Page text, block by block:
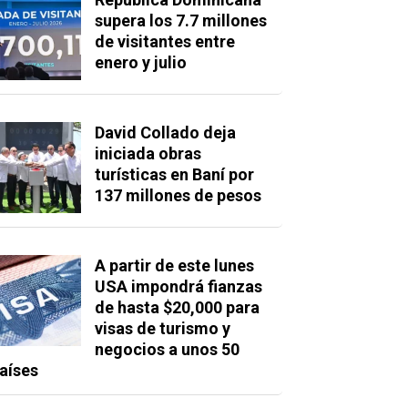
supera los 7.7 millones
de visitantes entre
enero y julio
David Collado deja
iniciada obras
turísticas en Baní por
137 millones de pesos
A partir de este lunes
USA impondrá fianzas
de hasta $20,000 para
visas de turismo y
negocios a unos 50